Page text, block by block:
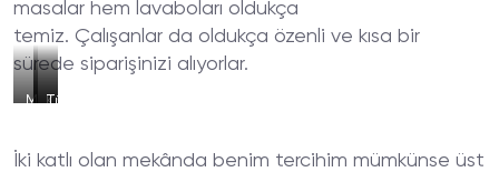
masalar hem lavaboları oldukça
temiz. Çalışanlar da oldukça özenli ve kısa bir
sürede siparişinizi alıyorlar.
Mekanın
Krem
Türk
İki katlı olan mekânda benim tercihim mümkünse üst